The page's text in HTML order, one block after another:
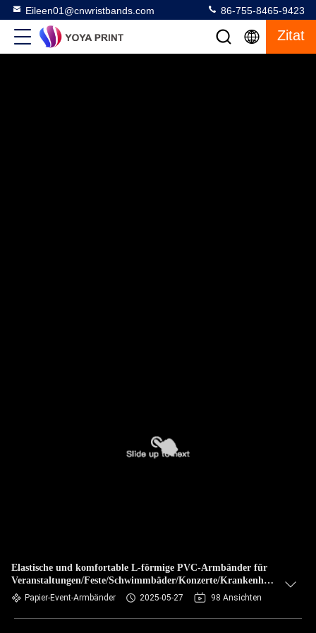
Eileen01@cnwristbands.com 86-755-8465-9423
Zitat
Elastische und komfortable L-förmige PVC-Armbänder für
Veranstaltungen/Feste/Schwimmbäder/Konzerte/Krankenhäuser
usw.Papier-Event-Armbänder 2025-05-27 98 Ansichten